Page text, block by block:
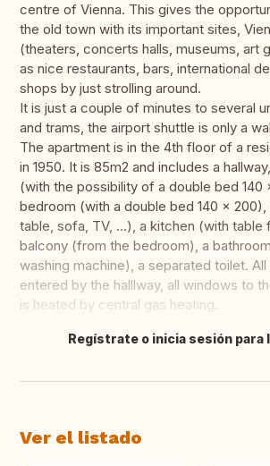
centre of Vienna. This gives the
the old town with its important sites,
(theaters, concerts halls, museums, art
as nice restaurants, bars, international
shops by just strolling around.
It is just a couple of minutes to several
and trams, the airport shuttle is only a
The apartment is in the 4th floor of a
in 1950. It is 85m2 and includes a
(with the possibility of a double bed 140
bedroom (with a double bed 140 x
table, sofa, TV, ...), a kitchen (with table
balcony (from the bedroom), a
washing machine), a separated toilet.
entered by the halllway, all windows to
is heated by central gas heating.
Traducir
Regístrate o inicia sesión para
Ver el listado